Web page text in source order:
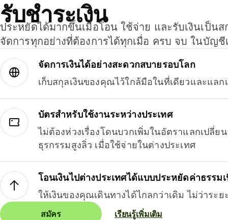
รับชำระเงิน
ประหยัดได้มากขึ้นเมื่อโอน ใช้จ่าย และรับเงินเป็น
จัดการทุกอย่างที่ต้องการได้ทุกเมื่อ ครบ จบ ในบัญชี
จัดการเงินได้อย่างสะดวกสบายรอบโลก
เก็บสกุลเงินของคุณไว้ใกล้มือในที่เดียวและแลก
บัตรสำหรับใช้งานระหว่างประเทศ
ไม่ต้องห่วงเรื่องโดนบวกเพิ่มในอัตราแลกเปลี่ย
ธุรกรรมสูงลิ่ว เมื่อใช้จ่ายในต่างประเทศ
โอนเงินไปต่างประเทศได้แบบประหยัดค่าธรรม
ให้เงินของคุณเดินทางได้ไกลกว่าเดิม ไม่ว่าระย
สมัคร เรียนรู้เพิ่มเติม